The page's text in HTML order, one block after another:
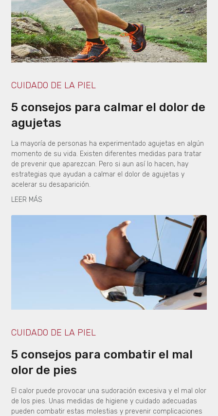
CUIDADO DE LA PIEL
5 consejos para calmar el dolor de
agujetas
La mayoría de personas ha experimentado agujetas en algún
momento de su vida. Existen diferentes medidas para tratar
de prevenir que aparezcan. Pero si aun así lo hacen, hay
estrategias que ayudan a calmar el dolor de agujetas y
acelerar su desaparición.
LEER MÁS
CUIDADO DE LA PIEL
5 consejos para combatir el mal
olor de pies
El calor puede provocar una sudoración excesiva y el mal olor
de los pies. Unas medidas de higiene y cuidado adecuadas
pueden combatir estas molestias y prevenir complicaciones